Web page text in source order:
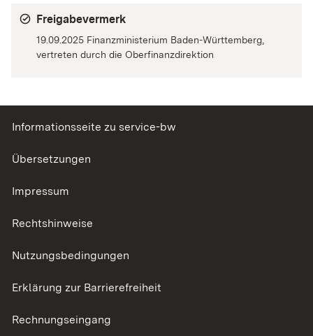
Freigabevermerk
19.09.2025 Finanzministerium Baden-Württemberg,
vertreten durch die Oberfinanzdirektion
Informationsseite zu service-bw
Übersetzungen
Impressum
Rechtshinweise
Nutzungsbedingungen
Erklärung zur Barrierefreiheit
Rechnungseingang